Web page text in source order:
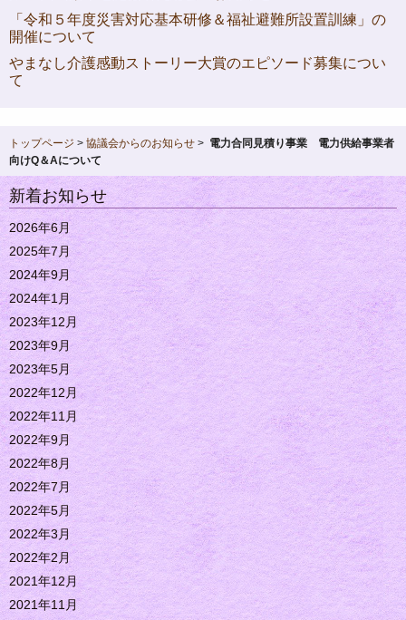
「令和５年度災害対応基本研修＆福祉避難所設置訓練」の
開催について
やまなし介護感動ストーリー大賞のエピソード募集につい
て
トップページ > 協議会からのお知らせ > 電力合同見積り事業 電力供給事業者
向けQ＆Aについて
新着お知らせ
2026年6月
2025年7月
2024年9月
2024年1月
2023年12月
2023年9月
2023年5月
2022年12月
2022年11月
2022年9月
2022年8月
2022年7月
2022年5月
2022年3月
2022年2月
2021年12月
2021年11月